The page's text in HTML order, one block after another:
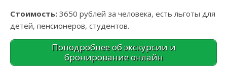
Стоимость: 3650 рублей за человека, есть льготы для
детей, пенсионеров, студентов.
Поподробнее об экскурсии и
бронирование онлайн